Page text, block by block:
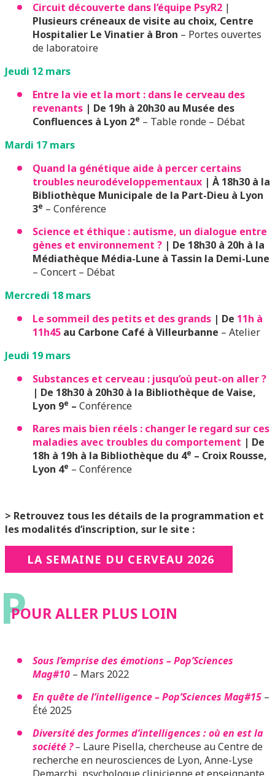
Circuit découverte dans l’équipe PsyR2 |
Plusieurs créneaux de visite au choix, Centre
Hospitalier Le Vinatier à Bron – Portes ouvertes
de laboratoire
Jeudi 12 mars
Entre la vie et la mort : dans le cerveau des
revenants | De 19h à 20h30 au Musée des
Confluences à Lyon 2e – Table ronde – Débat
Mardi 17 mars
Quand la génétique aide à percer certains
troubles neurodéveloppementaux | À 18h30 à la
Bibliothèque Municipale de la Part-Dieu à Lyon
3e – Conférence
Science et éthique : autisme, un dialogue entre
gènes et environnement ? | De 18h30 à 20h à la
Médiathèque Média-Lune à Tassin la Demi-Lune
– Concert – Débat
Mercredi 18 mars
Le sommeil des petits et des grands | De 11h à
11h45 au Carbone Café à Villeurbanne – Atelier
Jeudi 19 mars
Substances et cerveau : jusqu’où peut-on aller ?
| De 18h30 à 20h30 à la Bibliothèque de Vaise,
Lyon 9e – Conférence
Rares mais bien réels : changer le regard sur ces
maladies avec troubles du comportement | De
18h à 19h à la Bibliothèque du 4e – Croix Rousse,
Lyon 4e – Conférence
> Retrouvez tous les détails de la programmation et
les modalités d’inscription, sur le site :
LA SEMAINE DU CERVEAU 2026
P
POUR ALLER PLUS LOIN
Sous l’emprise des émotions – Pop’Sciences
Mag#10 – Mars 2022
En quête de l’intelligence – Pop’Sciences Mag#15 –
Été 2025
Diversité des formes d’intelligences : où en est la
société ?– Laure Pisella, chercheuse au Centre de
recherche en neurosciences de Lyon, Anne-Lyse